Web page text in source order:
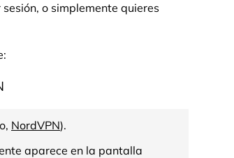
o simplemente quieres
NordVPN).
aparece en la pantalla